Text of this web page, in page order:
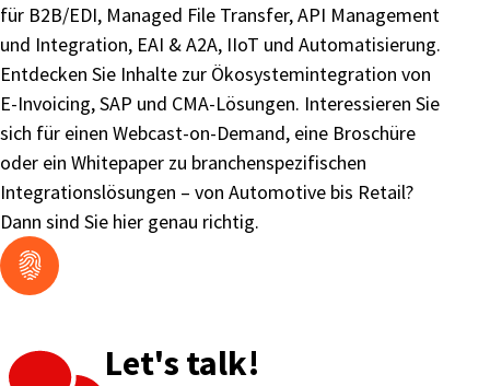
für B2B/EDI, Managed File Transfer, API Management
und Integration, EAI & A2A, IIoT und Automatisierung.
Entdecken Sie Inhalte zur Ökosystemintegration von
E-Invoicing, SAP und CMA-Lösungen. Interessieren Sie
sich für einen Webcast-on-Demand, eine Broschüre
oder ein Whitepaper zu branchenspezifischen
Integrationslösungen – von Automotive bis Retail?
Dann sind Sie hier genau richtig.
Let's talk!